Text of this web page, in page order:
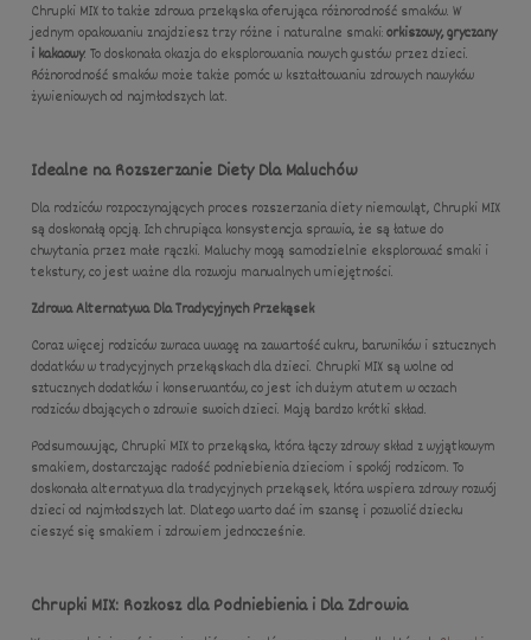
Chrupki MIX to także zdrowa przekąska oferująca różnorodność smaków. W
jednym opakowaniu znajdziesz trzy różne i naturalne smaki:orkiszowy, gryczany
i kakaowy. To doskonała okazja do eksplorowania nowych gustów przez dzieci.
Różnorodność smaków może także pomóc w kształtowaniu zdrowych nawyków
żywieniowych od najmłodszych lat.
Idealne na Rozszerzanie Diety Dla Maluchów
Dla rodziców rozpoczynających proces rozszerzania diety niemowląt, Chrupki MIX
są doskonałą opcją. Ich chrupiąca konsystencja sprawia, że są łatwe do
chwytania przez małe rączki. Maluchy mogą samodzielnie eksplorować smaki i
tekstury, co jest ważne dla rozwoju manualnych umiejętności.
Zdrowa Alternatywa Dla Tradycyjnych Przekąsek
Coraz więcej rodziców zwraca uwagę na zawartość cukru, barwników i sztucznych
dodatków w tradycyjnych przekąskach dla dzieci. Chrupki MIX są wolne od
sztucznych dodatków i konserwantów, co jest ich dużym atutem w oczach
rodziców dbających o zdrowie swoich dzieci. Mają bardzo krótki skład.
Podsumowując, Chrupki MIX to przekąska, która łączy zdrowy skład z wyjątkowym
smakiem, dostarczając radość podniebienia dzieciom i spokój rodzicom. To
doskonała alternatywa dla tradycyjnych przekąsek, która wspiera zdrowy rozwój
dzieci od najmłodszych lat. Dlatego warto dać im szansę i pozwolić dziecku
cieszyć się smakiem i zdrowiem jednocześnie.
Chrupki MIX: Rozkosz dla Podniebienia i Dla Zdrowia